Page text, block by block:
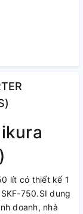
lít có thiết kế 1
750.SI dung
doanh, nhà